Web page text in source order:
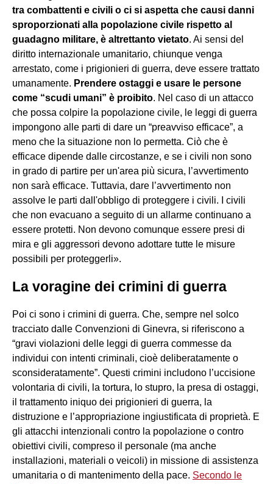
tra combattenti e civili o ci si aspetta che causi danni
sproporzionati alla popolazione civile rispetto al
guadagno militare, è altrettanto vietato. Ai sensi del
diritto internazionale umanitario, chiunque venga
arrestato, come i prigionieri di guerra, deve essere trattato
umanamente. Prendere ostaggi e usare le persone
come “scudi umani” è proibito. Nel caso di un attacco
che possa colpire la popolazione civile, le leggi di guerra
impongono alle parti di dare un “preavviso efficace”, a
meno che la situazione non lo permetta. Ciò che è
efficace dipende dalle circostanze, e se i civili non sono
in grado di partire per un'area più sicura, l’avvertimento
non sarà efficace. Tuttavia, dare l’avvertimento non
assolve le parti dall'obbligo di proteggere i civili. I civili
che non evacuano a seguito di un allarme continuano a
essere protetti. Non devono comunque essere presi di
mira e gli aggressori devono adottare tutte le misure
possibili per proteggerli».
La voragine dei crimini di guerra
Poi ci sono i crimini di guerra. Che, sempre nel solco
tracciato dalle Convenzioni di Ginevra, si riferiscono a
“gravi violazioni delle leggi di guerra commesse da
individui con intenti criminali, cioè deliberatamente o
sconsideratamente”. Questi crimini includono l’uccisione
volontaria di civili, la tortura, lo stupro, la presa di ostaggi,
il trattamento iniquo dei prigionieri di guerra, la
distruzione e l’appropriazione ingiustificata di proprietà. E
gli attacchi intenzionali contro la popolazione o contro
obiettivi civili, compreso il personale (ma anche
installazioni, materiali o veicoli) in missione di assistenza
umanitaria o di mantenimento della pace. Secondo le